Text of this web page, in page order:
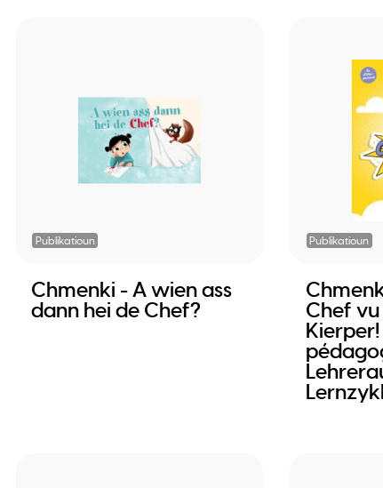
Publikatioun
Chmenki - A wien ass
dann hei de Chef?
Publikatioun
Chef